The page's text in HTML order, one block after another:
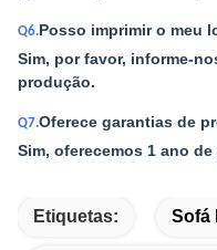
Q6.Posso imprimir o meu
Sim, por favor, informe-
produção.
Q7.Oferece garantias de
Sim, oferecemos 1 ano
Etiquetas: Sofá